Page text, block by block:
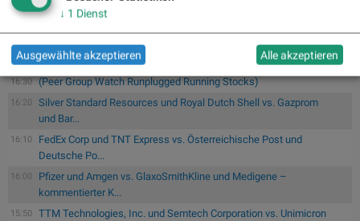
16:50
ArcelorMittal und ThyssenKrupp vs. Salzgitter und voestalpine –
16:40
Garmin und adidas vs. World Wrestling Entertainment und
Manchester ...
16:30 (Peer Group Watch Runplugged Running Stocks)
16:20
Silver Standard Resources und Royal Dutch Shell vs. Gazprom
und Bar...
16:10
FedEx Corp und TNT Express vs. Österreichische Post und
Deutsche Po...
16:00
Pfizer und Amgen vs. GlaxoSmithKline und Medigene –
kommentierter K...
15:50
TTM Technologies, Inc. und Semtech Corporation vs. Unimicron
↓ 1 Dienst
Ausgewählte akzeptieren Alle akzeptieren